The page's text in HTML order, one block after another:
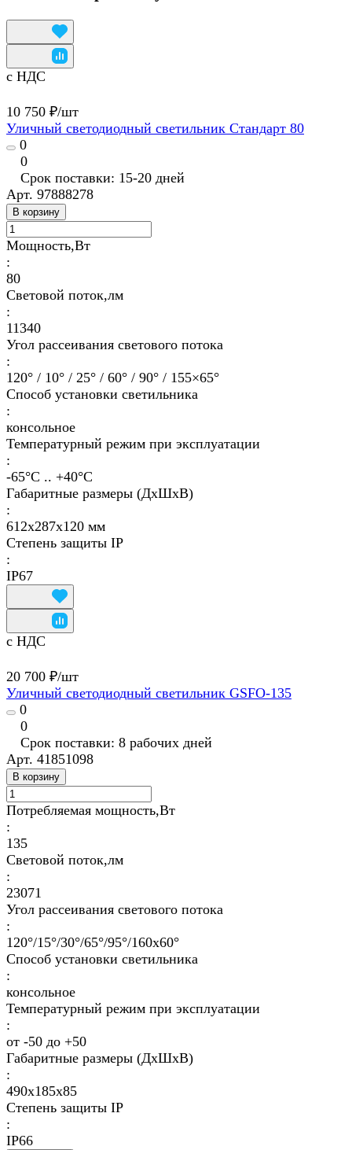
с НДС
10 750 ₽/шт
Уличный светодиодный светильник Стандарт 80
0
0
Срок поставки: 15-20 дней
Арт. 97888278
В корзину
Мощность,Вт
:
80
Световой поток,лм
:
11340
Угол рассеивания светового потока
:
120° / 10° / 25° / 60° / 90° / 155×65°
Способ установки светильника
:
консольное
Температурный режим при эксплуатации
:
-65°С .. +40°C
Габаритные размеры (ДхШхВ)
:
612х287х120 мм
Степень защиты IP
:
IP67
с НДС
20 700 ₽/шт
Уличный светодиодный светильник GSFO-135
0
0
Срок поставки: 8 рабочих дней
Арт. 41851098
В корзину
Потребляемая мощность,Вт
:
135
Световой поток,лм
:
23071
Угол рассеивания светового потока
:
120°/15°/30°/65°/95°/160х60°
Способ установки светильника
:
консольное
Температурный режим при эксплуатации
:
от -50 до +50
Габаритные размеры (ДхШхВ)
:
490х185х85
Степень защиты IP
:
IP66